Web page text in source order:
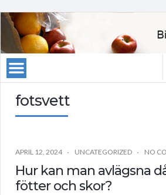
fotsvett
APRIL 12, 2024 UNCATEGORIZED NO
Hur kan man avlägsna
fötter och skor?